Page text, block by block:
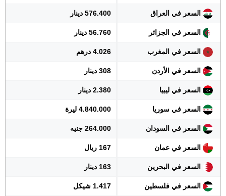
السعر في العراق 576.400 دينار
السعر في الجزائر 56.760 دينار
السعر في المغرب 4.026 درهم
السعر في الأردن 308 دينار
السعر في ليبيا 2.380 دينار
السعر في سوريا 4.840.000 ليرة
السعر في السودان 264.000 جنيه
السعر في عمان 167 ريال
السعر في البحرين 163 دينار
السعر في فلسطين 1.417 شيكل